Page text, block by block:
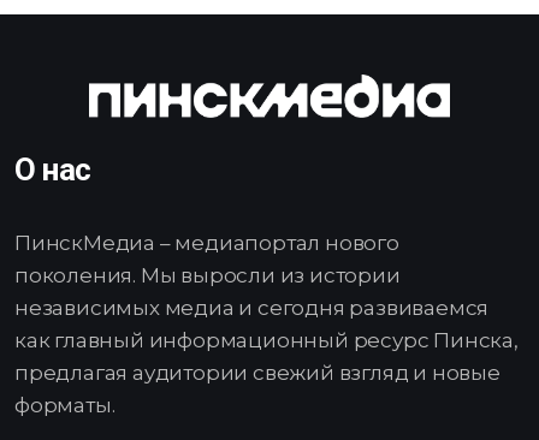
О нас
ПинскМедиа – медиапортал нового
поколения. Мы выросли из истории
независимых медиа и сегодня развиваемся
как главный информационный ресурс Пинска,
предлагая аудитории свежий взгляд и новые
форматы.